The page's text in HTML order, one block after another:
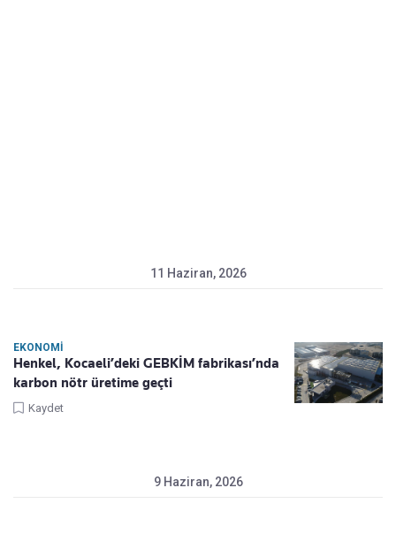
11 Haziran, 2026
EKONOMI
Henkel, Kocaeli’deki GEBKİM fabrikası’nda
karbon nötr üretime geçti
Kaydet
9 Haziran, 2026